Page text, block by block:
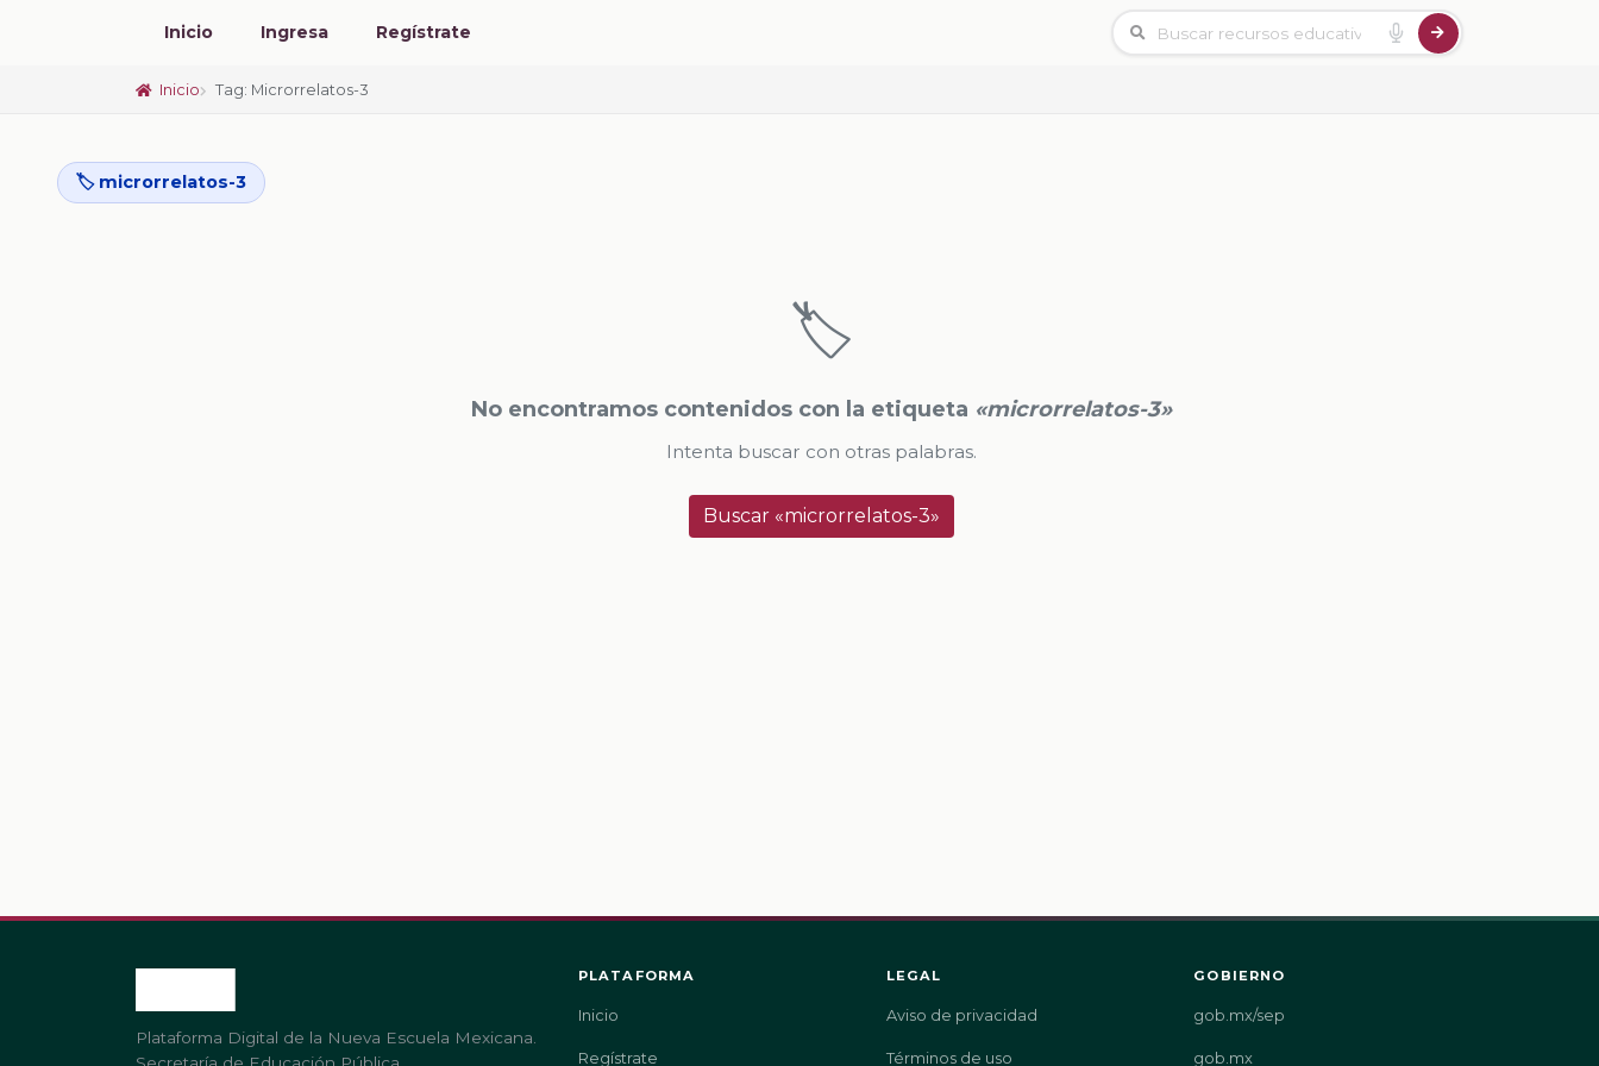
Inicio Ingresa Regístrate
Inicio Tag: Microrrelatos-3
🏷️ microrrelatos-3
🏷️
No encontramos contenidos con la etiqueta «microrrelatos-3»
Intenta buscar con otras palabras.
Buscar «microrrelatos-3»
Plataforma Digital de la Nueva Escuela Mexicana.
PLATAFORMA
Inicio
Regístrate
LEGAL
Aviso de privacidad
Términos de uso
GOBIERNO
gob.mx/sep
gob.mx